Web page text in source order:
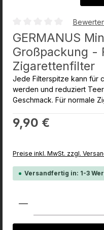
Durchschnittliche
GERMANUS
Großpackung -
Zigarettenfilter
Jede Filterspitze kann für
werden und reduziert
Geschmack. Für normale
Regulärer Preis:
9,90 €
Preise inkl. MwSt. zzgl.
Versandfertig in: 1-3
Produkt Anzahl: